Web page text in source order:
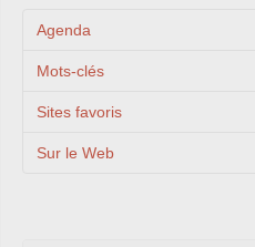
Agenda
Mots-clés
Sites favoris
Sur le Web